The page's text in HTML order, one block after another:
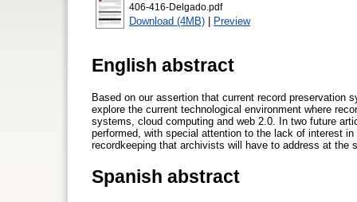
406-416-Delgado.pdf
Download (4MB) | Preview
English abstract
Based on our assertion that current record
explore the current technological environment where
systems, cloud computing and web 2.0. In two future
performed, with special attention to the lack of interest
recordkeeping that archivists will have to address at the
Spanish abstract